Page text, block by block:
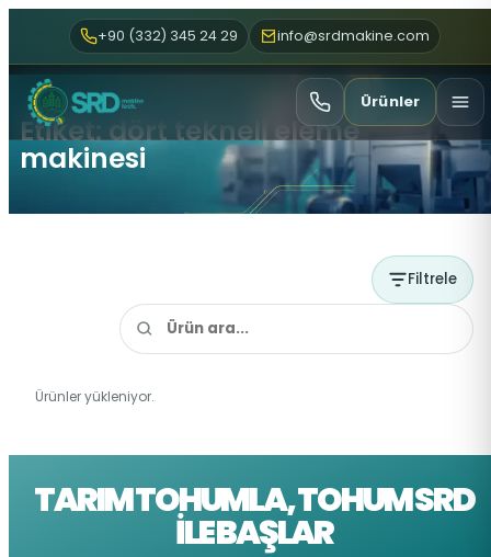
+90 (332) 345 24 29 info@srdmakine.com
Ürünler
Etiket: dört tekneli eleme
makinesi
Filtrele
Ürünler yükleniyor.
TARIM TOHUMLA, TOHUM SRD
İLE BAŞLAR